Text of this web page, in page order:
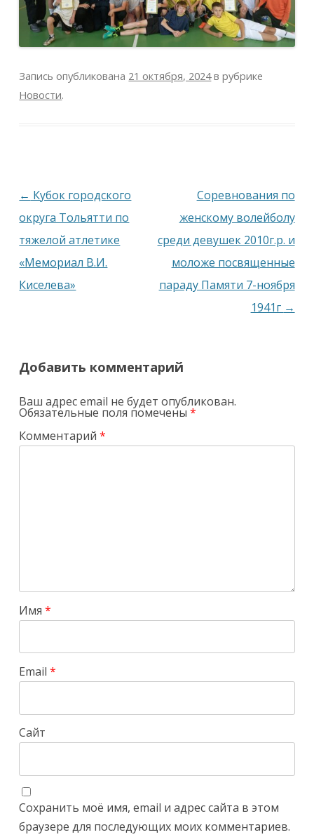
Запись опубликована 21 октября, 2024в рубрике
Новости.
Навигация
по
записям
← Кубок городского
округа Тольятти по
тяжелой атлетике
«Мемориал В.И.
Киселева»
Соревнования по
женскому волейболу
среди девушек 2010г.р. и
моложе посвященные
параду Памяти 7-ноября
1941г →
Добавить комментарий
Ваш адрес email не будет опубликован.
Обязательные поля помечены*
Комментарий*
Имя*
Email*
Сайт
Сохранить моё имя, email и адрес сайта в этом
браузере для последующих моих комментариев.